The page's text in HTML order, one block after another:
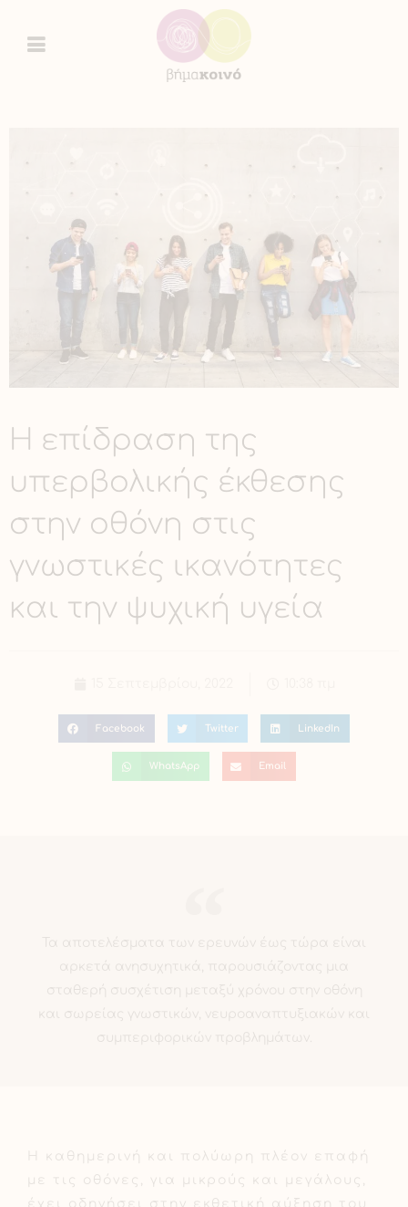
Η επίδραση της
υπερβολικής έκθεσης
στην οθόνη στις
γνωστικές ικανότητες
και την ψυχική υγεία
Facebook Twitter LinkedIn
WhatsApp Email
Η καθημερινή και πολύωρη πλέον επαφή
με τις οθόνες, για μικρούς και μεγάλους,
έχει οδηγήσει στην εκθετική αύξηση του